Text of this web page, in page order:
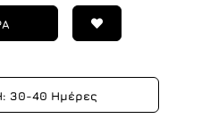
30-40 Ημέρες